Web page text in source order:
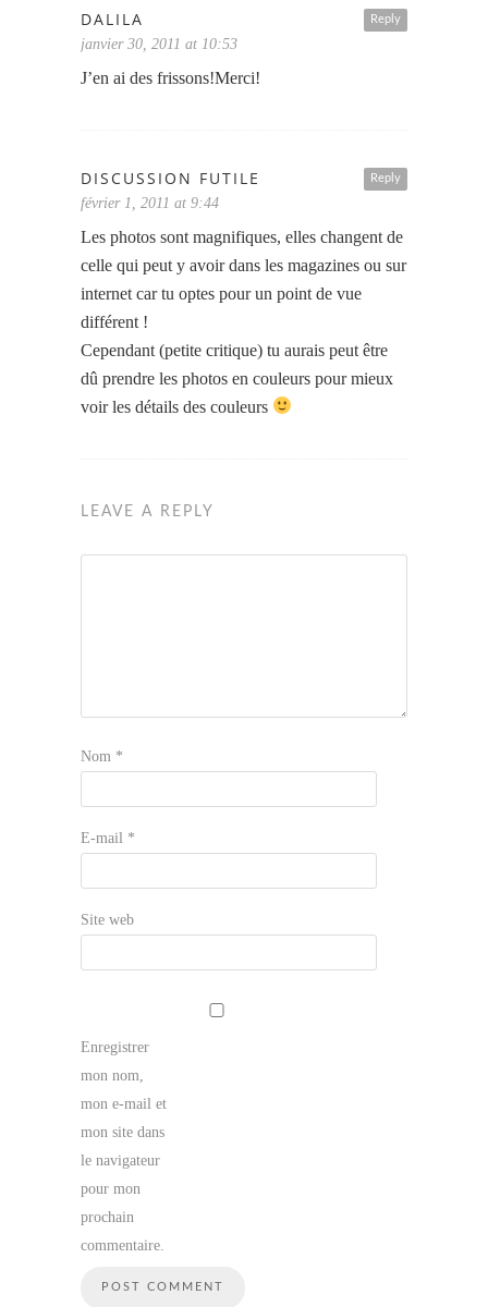
Reply
DALILA
janvier 30, 2011 at 10:53
J’en ai des frissons!Merci!
Reply
DISCUSSION FUTILE
février 1, 2011 at 9:44
Les photos sont magnifiques, elles changent de
celle qui peut y avoir dans les magazines ou sur
internet car tu optes pour un point de vue
différent !
Cependant (petite critique) tu aurais peut être
dû prendre les photos en couleurs pour mieux
voir les détails des couleurs
LEAVE A REPLY
Nom *
E-mail *
Site web
Enregistrer
mon nom,
mon e-mail et
mon site dans
le navigateur
pour mon
prochain
commentaire.